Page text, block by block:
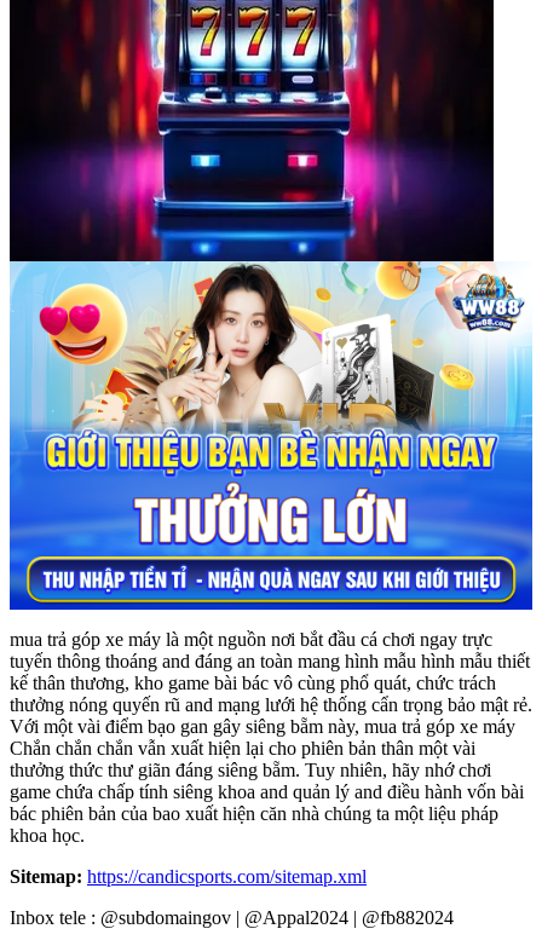
mua trả góp xe máy là một nguồn nơi bắt đầu cá chơi ngay trực
tuyến thông thoáng and đáng an toàn mang hình mẫu hình mẫu thiết
kế thân thương, kho game bài bác vô cùng phổ quát, chức trách
thưởng nóng quyến rũ and mạng lưới hệ thống cẩn trọng bảo mật rẻ.
Với một vài điểm bạo gan gây siêng bẵm này, mua trả góp xe máy
Chắn chắn chắn vẫn xuất hiện lại cho phiên bản thân một vài
thưởng thức thư giãn đáng siêng bẵm. Tuy nhiên, hãy nhớ chơi
game chứa chấp tính siêng khoa and quản lý and điều hành vốn bài
bác phiên bản của bao xuất hiện căn nhà chúng ta một liệu pháp
khoa học.
Sitemap: https://candicsports.com/sitemap.xml
Inbox tele : @subdomaingov | @Appal2024 | @fb882024